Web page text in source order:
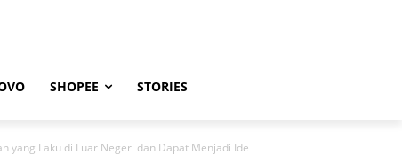
SHOPEE STORIES
yang Laku di Luar Negeri dan Dapat Menjadi Ide